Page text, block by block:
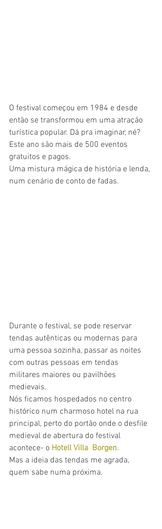
O festival começou em 1984 e desde
então se transformou em uma atração
turística popular. Dá pra imaginar, né?
Este ano são mais de 500 eventos
gratuitos e pagos.
Uma mistura mágica de história e lenda,
num cenário de conto de fadas.
Durante o festival, se pode reservar
tendas autênticas ou modernas para
uma pessoa sozinha, passar as noites
com outras pessoas em tendas
militares maiores ou pavilhões
medievais.
Nós ficamos hospedados no centro
histórico num charmoso hotel na rua
principal, perto do portão onde o desfile
medieval de abertura do festival
acontece- o Hotell Villa  Borgen.
Mas a ideia das tendas me agrada,
quem sabe numa próxima.